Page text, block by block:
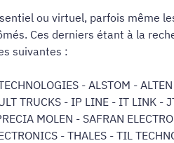
ou virtuel, parfois même
Ces derniers étant à la
suivantes :
- ALSTOM -
TRUCKS - IP LINE - IT LINK
MOLEN - SAFRAN
- THALES - TIL